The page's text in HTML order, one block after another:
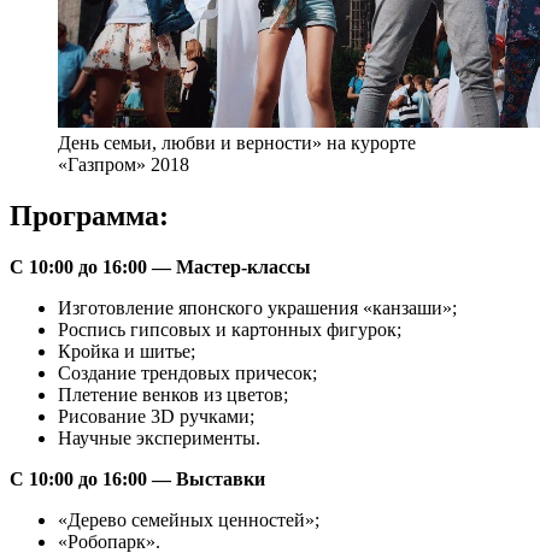
День семьи, любви и верности» на курорте
«Газпром» 2018
Программа:
С 10:00 до 16:00 — Мастер-классы
Изготовление японского украшения «канзаши»;
Роспись гипсовых и картонных фигурок;
Кройка и шитье;
Создание трендовых причесок;
Плетение венков из цветов;
Рисование 3D ручками;
Научные эксперименты.
С 10:00 до 16:00 — Выставки
«Дерево семейных ценностей»;
«Робопарк».